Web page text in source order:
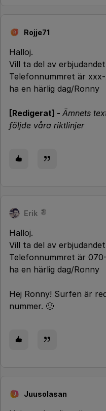
R Rojje71
Halloj.
Vill ta del av
Telefonnummret är
ha en härlig dag/Ronny
[Redigerat] - Ämnets
följde våra riktlinjer
Erik
Halloj.
Vill ta del av
Telefonnummret är
ha en härlig dag/Ronny
Hej Ronny! Surfen är
nummer. 🙂
J Juusolasan